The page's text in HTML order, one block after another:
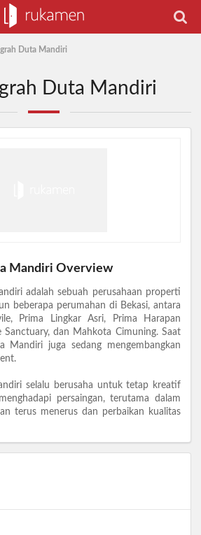
Duta Mandiri
Duta Mandiri
Mandiri Overview
adalah sebuah perusahaan properti
beberapa perumahan di Bekasi, antara
Prima Lingkar Asri, Prima Harapan
Sanctuary, dan Mahkota Cimuning. Saat
Mandiri juga sedang mengembangkan
selalu berusaha untuk tetap kreatif
persaingan, terutama dalam
terus menerus dan perbaikan kualitas